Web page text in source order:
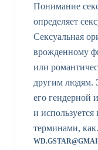
Понимание
определяет
Сексуальная
врожденному
или
другим людям.
его гендерной
и
терминами,